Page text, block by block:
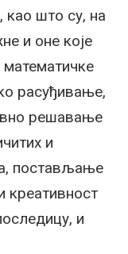
као што су, на
и оне које
математичке
расуђивање,
решавање
и
постављање
креативност
и